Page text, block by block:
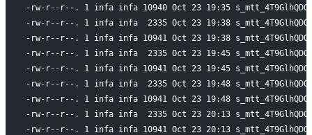
-rw-r--r--. 1 infa infa 10940 Oct 23 19:35
-rw-r--r--. 1 infa infa  2335 Oct 23 19:38
-rw-r--r--. 1 infa infa 10941 Oct 23 19:38
-rw-r--r--. 1 infa infa  2335 Oct 23 19:45
-rw-r--r--. 1 infa infa 10941 Oct 23 19:45
-rw-r--r--. 1 infa infa  2335 Oct 23 19:48
-rw-r--r--. 1 infa infa 10941 Oct 23 19:48
-rw-r--r--. 1 infa infa  2335 Oct 23 20:13
-rw-r--r--. 1 infa infa 10941 Oct 23 20:13